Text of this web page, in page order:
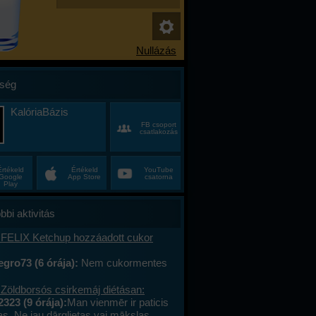
KalóriaBázis
FB csoport
csatlakozás
Play
Értékeld
App Store
YouTube
csatorna
aktivitás
Ketchup hozzáadott cukor
(6 órája): Nem cukormentes
csirkemáj diétásan:
(9 órája):Man vienmēr ir paticis